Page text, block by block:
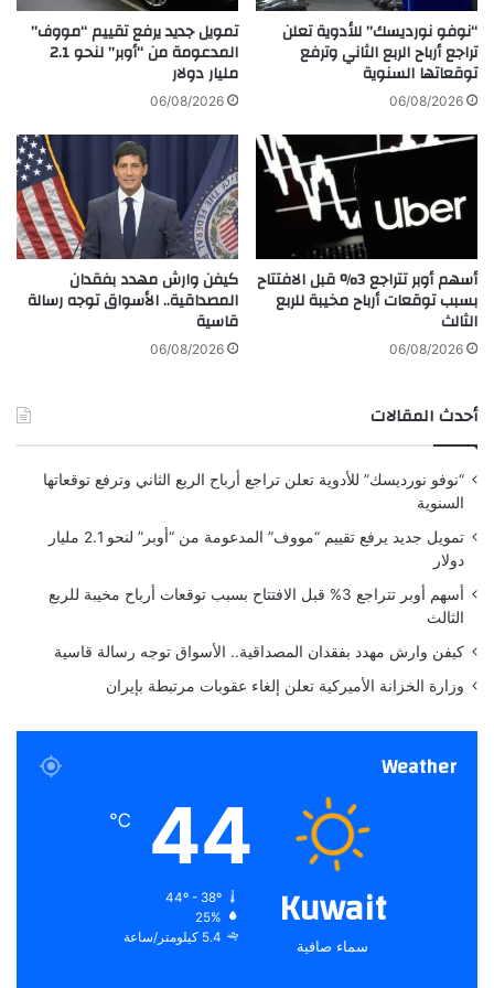
ي
و
م
م
ت
ط
ت
ه
ل
س
ة
ي
ك
ا
ي
ب
إ
ط
ل
ق
ي
م
د
ي
ن
و
ت
و
“نوفو نورديسك” للأدوية تعلن
تراجع أرباح الربع الثاني وترفع
توقعاتها السنوية
06/08/2026
تمويل جديد يرفع تقييم “مووف”
المدعومة من “أوبر” لنحو 2.1
مليار دولار
06/08/2026
أسهم أوبر تتراجع 3% قبل الافتتاح
بسبب توقعات أرباح مخيبة للربع
الثالث
06/08/2026
كيفن وارش مهدد بفقدان
المصداقية.. الأسواق توجه رسالة
قاسية
06/08/2026
أحدث المقالات
“نوفو نورديسك” للأدوية تعلن تراجع أرباح الربع الثاني وترفع توقعاتها
السنوية
تمويل جديد يرفع تقييم “مووف” المدعومة من “أوبر” لنحو 2.1 مليار
دولار
أسهم أوبر تتراجع 3% قبل الافتتاح بسبب توقعات أرباح مخيبة للربع
الثالث
كيفن وارش مهدد بفقدان المصداقية.. الأسواق توجه رسالة قاسية
وزارة الخزانة الأميركية تعلن إلغاء عقوبات مرتبطة بإيران
Weather
Kuwait
سماء صافية
44
℃
44º - 38º
25%
5.4 كيلومتر/ساعة